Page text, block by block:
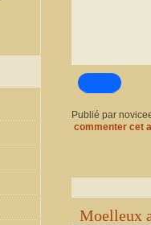
Publié par
commenter cet
Moelleux